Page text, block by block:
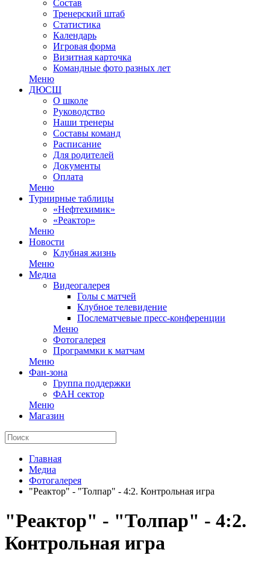
Состав
Тренерский штаб
Статистика
Календарь
Игровая форма
Визитная карточка
Командные фото разных лет
Меню
ДЮСШ
О школе
Руководство
Наши тренеры
Составы команд
Расписание
Для родителей
Документы
Оплата
Меню
Турнирные таблицы
«Нефтехимик»
«Реактор»
Меню
Новости
Клубная жизнь
Меню
Медиа
Видеогалерея
Голы с матчей
Клубное телевидение
Послематчевые пресс-конференции
Меню
Фотогалерея
Программки к матчам
Меню
Фан-зона
Группа поддержки
ФАН сектор
Меню
Магазин
Главная
Медиа
Фотогалерея
"Реактор" - "Толпар" - 4:2. Контрольная игра
"Реактор" - "Толпар" - 4:2.
Контрольная игра